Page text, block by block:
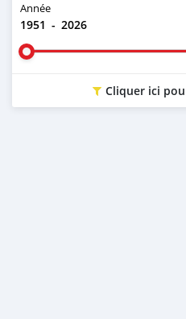
Année
1951 - 2026
Cliquer ici